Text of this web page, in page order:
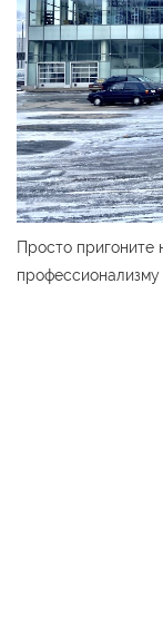
Просто пригоните